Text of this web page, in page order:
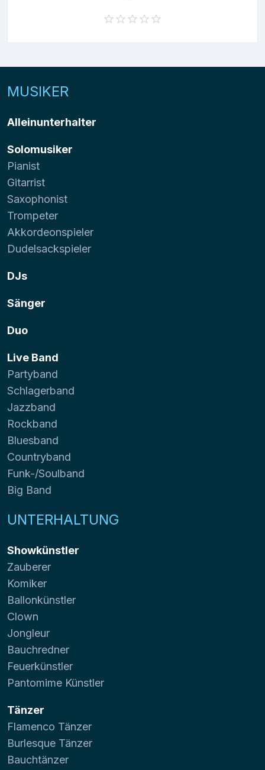
MUSIKER
Alleinunterhalter
Solomusiker
Pianist
Gitarrist
Saxophonist
Trompeter
Akkordeonspieler
Dudelsackspieler
DJs
Sänger
Duo
Live Band
Partyband
Schlagerband
Jazzband
Rockband
Bluesband
Countryband
Funk-/Soulband
Big Band
UNTERHALTUNG
Showkünstler
Zauberer
Komiker
Ballonkünstler
Clown
Jongleur
Bauchredner
Feuerkünstler
Pantomime Künstler
Tänzer
Flamenco Tänzer
Burlesque Tänzer
Bauchtänzer